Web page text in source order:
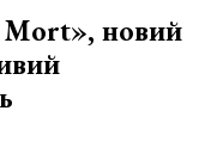
Mort», новий